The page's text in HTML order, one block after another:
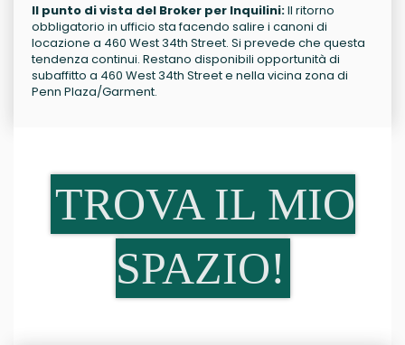
Il punto di vista del Broker per Inquilini:Il ritorno
obbligatorio in ufficio sta facendo salire i canoni di
locazione a 460 West 34th Street. Si prevede che questa
tendenza continui. Restano disponibili opportunità di
subaffitto a 460 West 34th Street e nella vicina zona di
Penn Plaza/Garment.
TROVA IL MIO
SPAZIO!